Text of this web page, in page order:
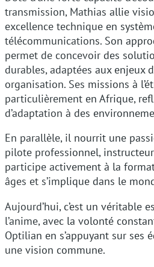
transmission, Mathias allie
excellence technique en
télécommunications. Son
permet de concevoir des
durables, adaptées aux enjeux
organisation. Ses missions à
particulièrement en Afrique,
d’adaptation à des
En parallèle, il nourrit une
pilote professionnel,
participe activement à la
âges et s’implique dans le
Aujourd’hui, c’est un véritable
l’anime, avec la volonté
Optilian en s’appuyant sur ses
une vision commune.